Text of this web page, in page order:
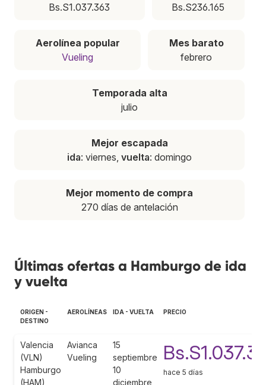
Bs.S1.037.363
Bs.S236.165
Aerolínea popular
Vueling
Mes barato
febrero
Temporada alta
julio
Mejor escapada
ida: viernes, vuelta: domingo
Mejor momento de compra
270 días de antelación
Últimas ofertas a Hamburgo de ida
y vuelta
ORIGEN -
DESTINO
AEROLÍNEAS IDA - VUELTA PRECIO
Valencia
(VLN)
Hamburgo
(HAM)
Avianca
Vueling
15
septiembre
10
diciembre
hace 5 días